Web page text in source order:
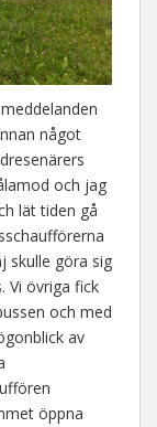
något
och jag
lät tiden gå
skulle göra sig
Vi övriga fick
och med
av
öppna